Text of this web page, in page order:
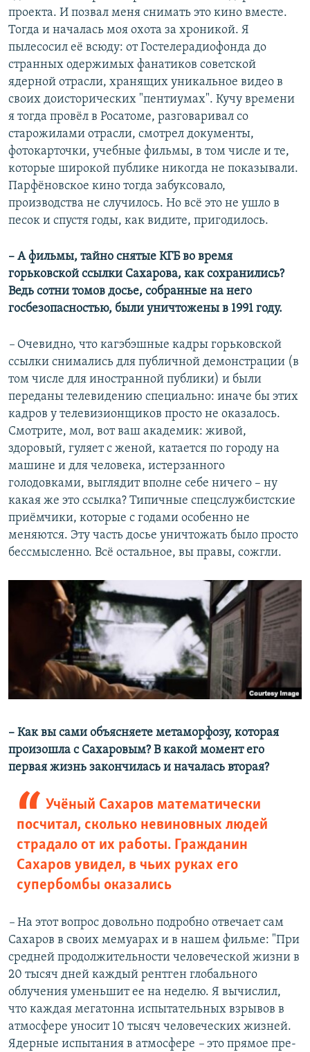
проекта. И позвал меня снимать это кино вместе.
Тогда и началась моя охота за хроникой. Я
пылесосил её всюду: от Гостелерадиофонда до
странных одержимых фанатиков советской
ядерной отрасли, хранящих уникальное видео в
своих доисторических "пентиумах". Кучу времени
я тогда провёл в Росатоме, разговаривал со
старожилами отрасли, смотрел документы,
фотокарточки, учебные фильмы, в том числе и те,
которые широкой публике никогда не показывали.
Парфёновское кино тогда забуксовало,
производства не случилось. Но всё это не ушло в
песок и спустя годы, как видите, пригодилось.
–​ А фильмы, тайно снятые КГБ во время
горьковской ссылки Сахарова, как сохранились?
Ведь сотни томов досье, собранные на него
госбезопасностью, были уничтожены в 1991 году.
–​ Очевидно, что кагэбэшные кадры горьковской
ссылки снимались для публичной демонстрации (в
том числе для иностранной публики) и были
переданы телевидению специально: иначе бы этих
кадров у телевизионщиков просто не оказалось.
Смотрите, мол, вот ваш академик: живой,
здоровый, гуляет с женой, катается по городу на
машине и для человека, истерзанного
голодовками, выглядит вполне себе ничего – ну
какая же это ссылка? Типичные спецслужбистские
приёмчики, которые с годами особенно не
меняются. Эту часть досье уничтожать было просто
бессмысленно. Всё остальное, вы правы, сожгли.
–​ Как вы сами объясняете метаморфозу, которая
произошла с Сахаровым? В какой момент его
первая жизнь закончилась и началась вторая?
Учёный Сахаров математически
посчитал, сколько невиновных людей
страдало от их работы. Гражданин
Сахаров увидел, в чьих руках его
супербомбы оказались
–​ На этот вопрос довольно подробно отвечает сам
Сахаров в своих мемуарах и в нашем фильме: "При
средней продолжительности человеческой жизни в
20 тысяч дней каждый рентген глобального
облучения уменьшит ее на неделю. Я вычислил,
что каждая мегатонна испы­тательных взрывов в
атмосфере уносит 10 тысяч челове­ческих жизней.
Ядерные испытания в атмосфере –​ это прямое пре­